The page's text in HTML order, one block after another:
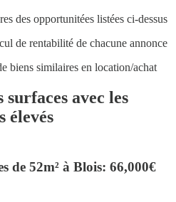
des opportunitées listées ci-dessus
de rentabilité de chacune annonce
biens similaires en location/achat
avec les
élevés
de 52m² à Blois: 66,000€